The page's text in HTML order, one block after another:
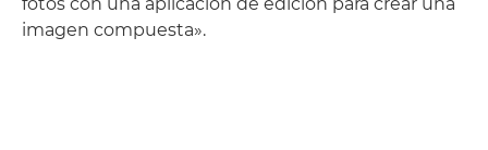
imagen compuesta».